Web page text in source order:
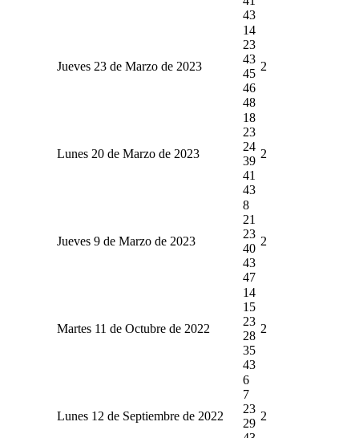
43
Jueves 23 de Marzo de 2023
14
23
43
45
46
48
2
Lunes 20 de Marzo de 2023
18
23
24
39
41
43
2
Jueves 9 de Marzo de 2023
8
21
23
40
43
47
2
Martes 11 de Octubre de 2022
14
15
23
28
35
43
2
Lunes 12 de Septiembre de 2022
6
7
23
29
2